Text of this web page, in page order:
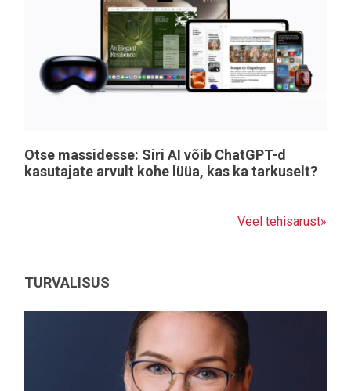
Otse massidesse: Siri AI võib ChatGPT-d
kasutajate arvult kohe lüüa, kas ka tarkuselt?
Veel tehisarust»
TURVALISUS